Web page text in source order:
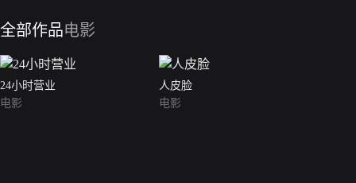
全部作品电影
24小时营业
电影
人皮脸
电影